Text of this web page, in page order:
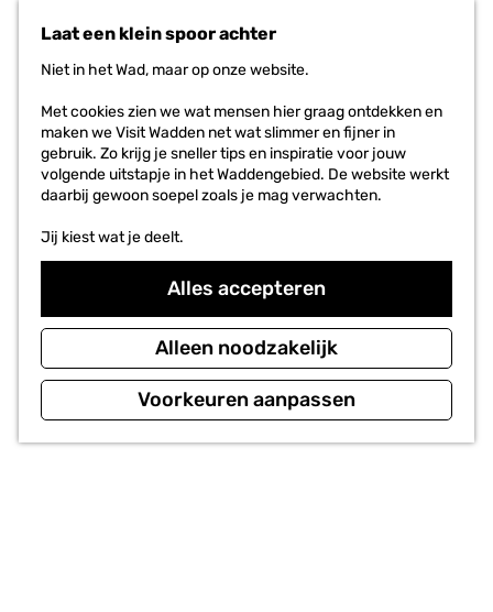
Laat een klein spoor achter
Niet in het Wad, maar op onze website.
Met cookies zien we wat mensen hier graag ontdekken en
maken we Visit Wadden net wat slimmer en fijner in
gebruik. Zo krijg je sneller tips en inspiratie voor jouw
volgende uitstapje in het Waddengebied. De website werkt
daarbij gewoon soepel zoals je mag verwachten.
Jij kiest wat je deelt.
Alles accepteren
Alleen noodzakelijk
Voorkeuren aanpassen
i
e
e
n